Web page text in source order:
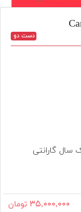
دست دو
۳۵,۰۰۰,۰۰۰ تومان